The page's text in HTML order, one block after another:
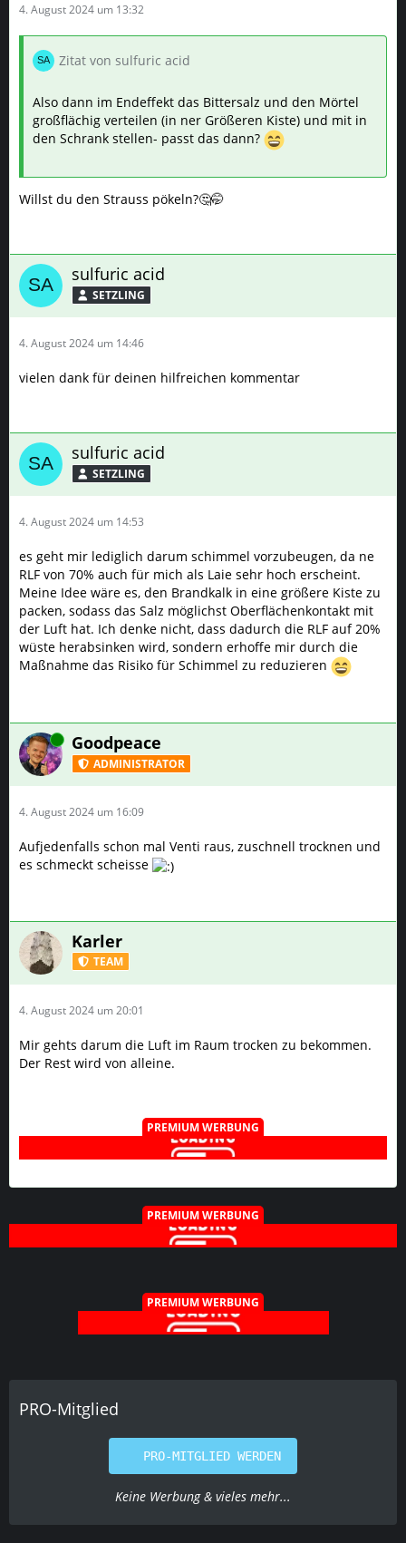
4. August 2024 um 13:32
Zitat von sulfuric acid
Also dann im Endeffekt das Bittersalz und den Mörtel
großflächig verteilen (in ner Größeren Kiste) und mit in
den Schrank stellen- passt das dann?
Willst du den Strauss pökeln?🤔🤭
sulfuric acid
SETZLING
4. August 2024 um 14:46
vielen dank für deinen hilfreichen kommentar
sulfuric acid
SETZLING
4. August 2024 um 14:53
es geht mir lediglich darum schimmel vorzubeugen, da ne
RLF von 70% auch für mich als Laie sehr hoch erscheint.
Meine Idee wäre es, den Brandkalk in eine größere Kiste zu
packen, sodass das Salz möglichst Oberflächenkontakt mit
der Luft hat. Ich denke nicht, dass dadurch die RLF auf 20%
wüste herabsinken wird, sondern erhoffe mir durch die
Maßnahme das Risiko für Schimmel zu reduzieren
Online Goodpeace
ADMINISTRATOR
4. August 2024 um 16:09
Aufjedenfalls schon mal Venti raus, zuschnell trocknen und
es schmeckt scheisse
Karler
TEAM
4. August 2024 um 20:01
Mir gehts darum die Luft im Raum trocken zu bekommen.
Der Rest wird von alleine.
PREMIUM WERBUNG
PREMIUM WERBUNG
PREMIUM WERBUNG
PRO-Mitglied
PRO-MITGLIED WERDEN
Keine Werbung & vieles mehr...